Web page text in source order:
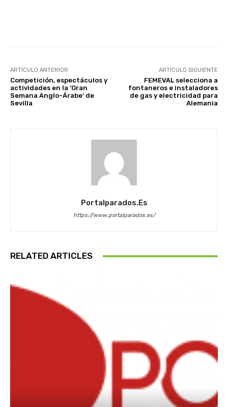
ARTÍCULO ANTERIOR
Competición, espectáculos y
actividades en la ‘Gran
Semana Anglo-Árabe’ de
Sevilla
ARTÍCULO SIGUIENTE
FEMEVAL selecciona a
fontaneros e instaladores
de gas y electricidad para
Alemania
Portalparados.es
https://www.portalparados.es/
RELATED ARTICLES